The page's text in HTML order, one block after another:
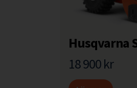
Husqvarna
18 900kr